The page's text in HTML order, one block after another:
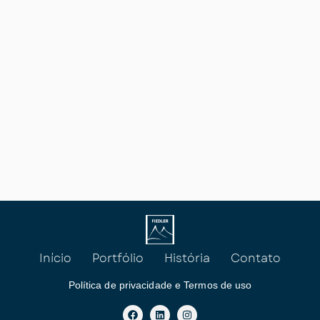
Início Portfólio História Contato
Política de privacidade e Termos de uso
a
i
n